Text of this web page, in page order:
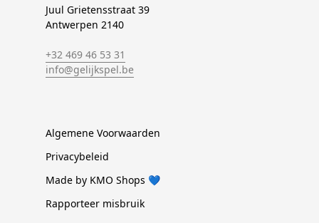
Juul Grietensstraat 39
Antwerpen 2140
+32 469 46 53 31
info@gelijkspel.be
Algemene Voorwaarden
Privacybeleid
Made by KMO Shops 💙
Rapporteer misbruik